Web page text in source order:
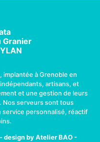
Granier
à Grenoble en
artisans, et
et une gestion de leurs
Nos serveurs sont tous
service personnalisé, réactif
design by Atelier BAO -